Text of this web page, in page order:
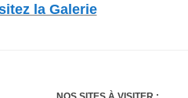
la Galerie